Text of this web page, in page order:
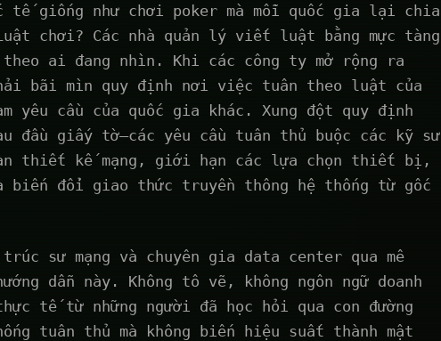
tế giống như chơi poker mà mỗi quốc gia lại chia
chơi? Các nhà quản lý viết luật bằng mực tàng
ai đang nhìn. Khi các công ty mở rộng ra
bãi mìn quy định nơi việc tuân theo luật của
yêu cầu của quốc gia khác. Xung đột quy định
đầu giấy tờ—các yêu cầu tuân thủ buộc các kỹ sư
thiết kế mạng, giới hạn các lựa chọn thiết bị,
đổi giao thức truyền thông hệ thống từ gốc
sư mạng và chuyên gia data center qua mê
dẫn này. Không tô vẽ, không ngôn ngữ doanh
tế từ những người đã học hỏi qua con đường
tuân thủ mà không biến hiệu suất thành mật